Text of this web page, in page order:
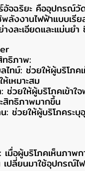
ฉริยะ คืออุปกรณ์วัด
ลังงานไฟฟ้าแบบเรี
งละเอียดและแม่นยำ
ทธิภาพ:
ทม์: ช่วยให้ผู้บริโภค
เหมาะสม
ช่วยให้ผู้บริโภคเข้า
สิทธิภาพมากขึ้น
ช่วยให้ผู้บริโภคระ
มื่อผู้บริโภคเห็นภาพ
ปลี่ยนมาใช้อุปกรณ์